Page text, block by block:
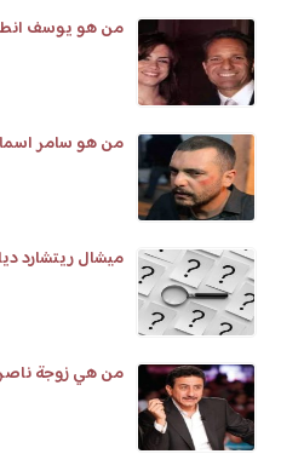
من هو يوسف
من هو سامر
ميشال ريتشارد
من هي زوجة ناصر